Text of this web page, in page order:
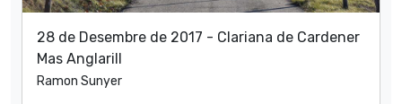
28 de Desembre de 2017 - Clariana de Cardener
Mas Anglarill
Ramon Sunyer